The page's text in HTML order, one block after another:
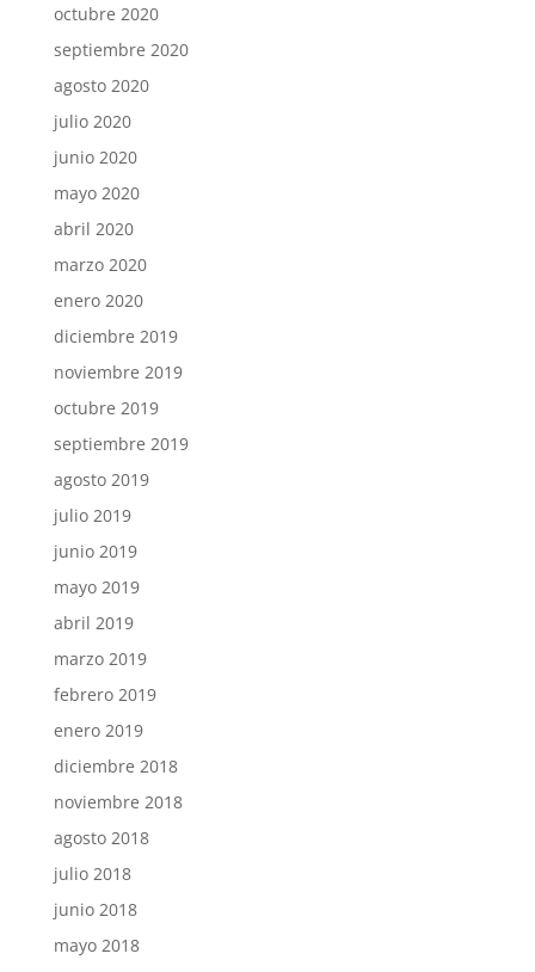
octubre 2020
septiembre 2020
agosto 2020
julio 2020
junio 2020
mayo 2020
abril 2020
marzo 2020
enero 2020
diciembre 2019
noviembre 2019
octubre 2019
septiembre 2019
agosto 2019
julio 2019
junio 2019
mayo 2019
abril 2019
marzo 2019
febrero 2019
enero 2019
diciembre 2018
noviembre 2018
agosto 2018
julio 2018
junio 2018
mayo 2018